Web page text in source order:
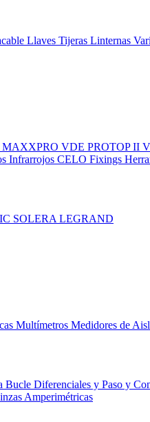
Llaves Tijeras Linternas
MAXXPRO VDE PROTOP II
Infrarrojos CELO Fixings
SOLERA LEGRAND
Multímetros Medidores de
Bucle Diferenciales y Paso y
Amperimétricas